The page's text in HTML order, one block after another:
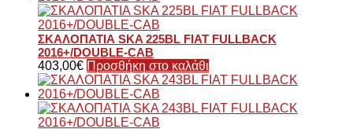
ΣΚΑΛΟΠΑΤΙΑ SKA 225BL FIAT FULLBACK
2016+/DOUBLE-CAB
403,00€ Προσθήκη στο καλάθι